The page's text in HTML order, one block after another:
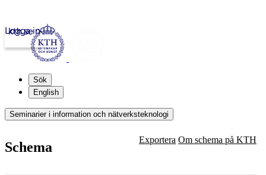
kth.se
Logga in
Sök
English
Seminarier i information och nätverksteknologi
Schema Exportera Om schema på KTH